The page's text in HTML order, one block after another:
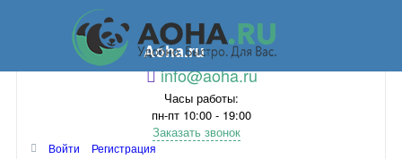
Aoha.ru
info@aoha.ru
Часы работы:
пн-пт 10:00 - 19:00
Заказать звонок
Войти
Регистрация